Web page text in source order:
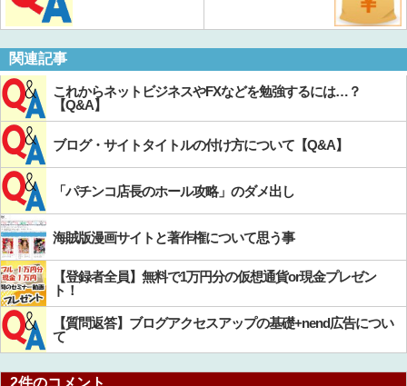
関連記事
これからネットビジネスやFXなどを勉強するには…？
【Q&A】
ブログ・サイトタイトルの付け方について【Q&A】
「パチンコ店長のホール攻略」のダメ出し
海賊版漫画サイトと著作権について思う事
【登録者全員】無料で1万円分の仮想通貨or現金プレゼン
ト！
【質問返答】ブログアクセスアップの基礎+nend広告につい
て